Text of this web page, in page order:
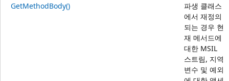
GetMethodBody()
파생 클래스
에서 재정의
되는 경우 현
재 메서드에
대한 MSIL
스트림, 지역
변수 및 예외